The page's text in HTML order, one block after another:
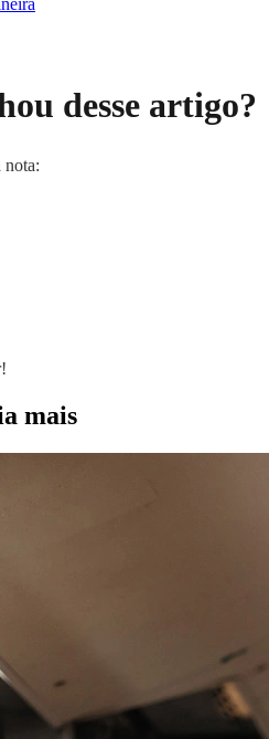
desse artigo?
nota:
mais